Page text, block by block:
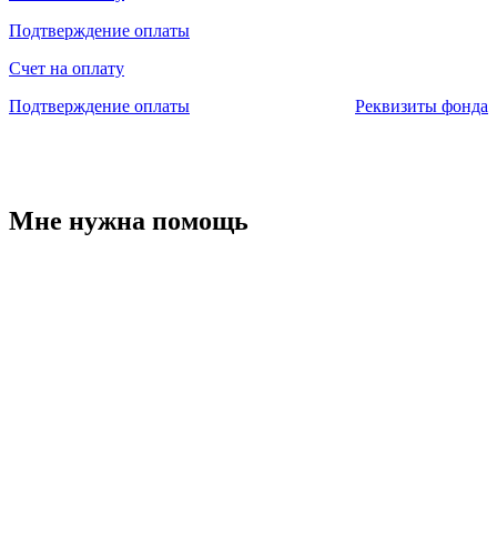
Подтверждение оплаты
Счет на оплату
Подтверждение оплаты
Реквизиты фонда
Мне нужна помощь